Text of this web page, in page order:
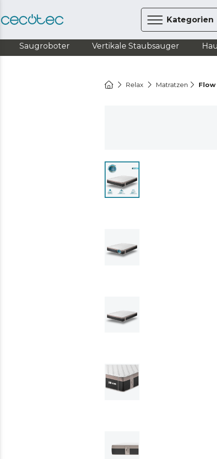
Kategorien
Saugroboter Vertikale Staubsauger
Relax Matratzen